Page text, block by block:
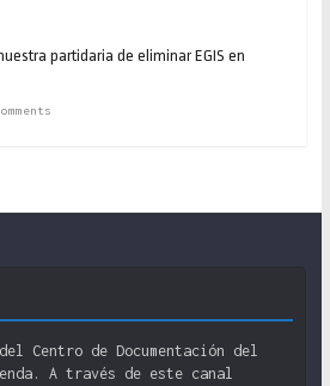
partidaria de eliminar EGIS en
Centro de Documentación del
A través de este canal